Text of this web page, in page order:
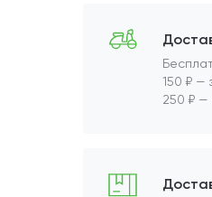
150 ₽ —
250 ₽ —